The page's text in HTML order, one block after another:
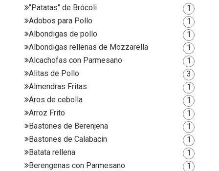
"Patatas" de Brócoli
1
Adobos para Pollo
1
Albondigas de pollo
1
Albondigas rellenas de Mozzarella
1
Alcachofas con Parmesano
1
Alitas de Pollo
3
Almendras Fritas
1
Aros de cebolla
1
Arroz Frito
1
Bastones de Berenjena
1
Bastones de Calabacin
1
Batata rellena
1
Berengenas con Parmesano
1